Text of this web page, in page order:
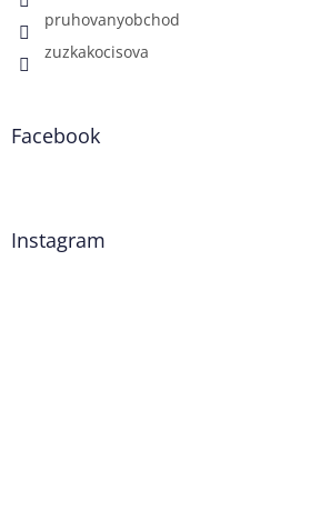
pruhovanyobchod
zuzkakocisova
Facebook
Instagram